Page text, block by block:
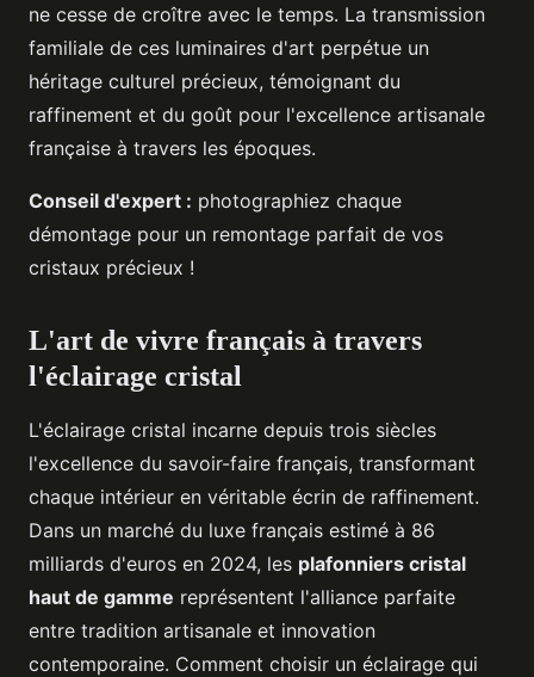
ne cesse de croître avec le temps. La transmission
familiale de ces luminaires d'art perpétue un
héritage culturel précieux, témoignant du
raffinement et du goût pour l'excellence artisanale
française à travers les époques.
Conseil d'expert : photographiez chaque
démontage pour un remontage parfait de vos
cristaux précieux !
L'art de vivre français à travers
l'éclairage cristal
L'éclairage cristal incarne depuis trois siècles
l'excellence du savoir-faire français, transformant
chaque intérieur en véritable écrin de raffinement.
Dans un marché du luxe français estimé à 86
milliards d'euros en 2024, les plafonniers cristal
haut de gamme représentent l'alliance parfaite
entre tradition artisanale et innovation
contemporaine. Comment choisir un éclairage qui